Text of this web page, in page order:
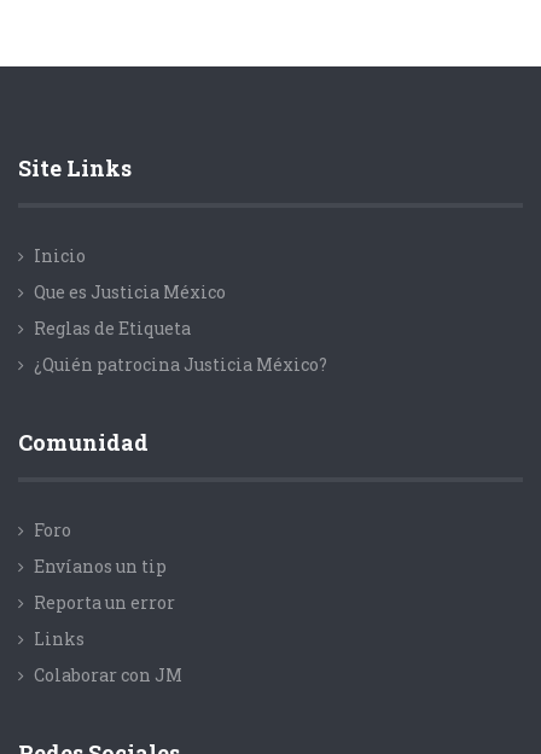
Site Links
Inicio
Que es Justicia México
Reglas de Etiqueta
¿Quién patrocina Justicia México?
Comunidad
Foro
Envíanos un tip
Reporta un error
Links
Colaborar con JM